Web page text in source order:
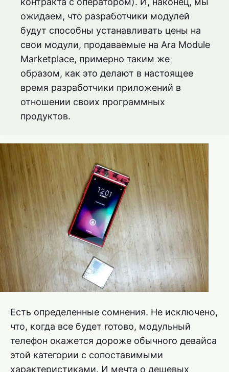
ожидаем, что разработчики модулей
будут способны устанавливать цены на
свои модули, продаваемые на Ara Module
Marketplace, примерно таким же
образом, как это делают в настоящее
время разработчики приложений в
отношении своих программных
продуктов.
Есть определенные сомнения. Не исключено,
что, когда все будет готово, модульный
телефон окажется дороже обычного девайса
этой категории с сопоставимыми
характеристиками. И мечта о дешевых